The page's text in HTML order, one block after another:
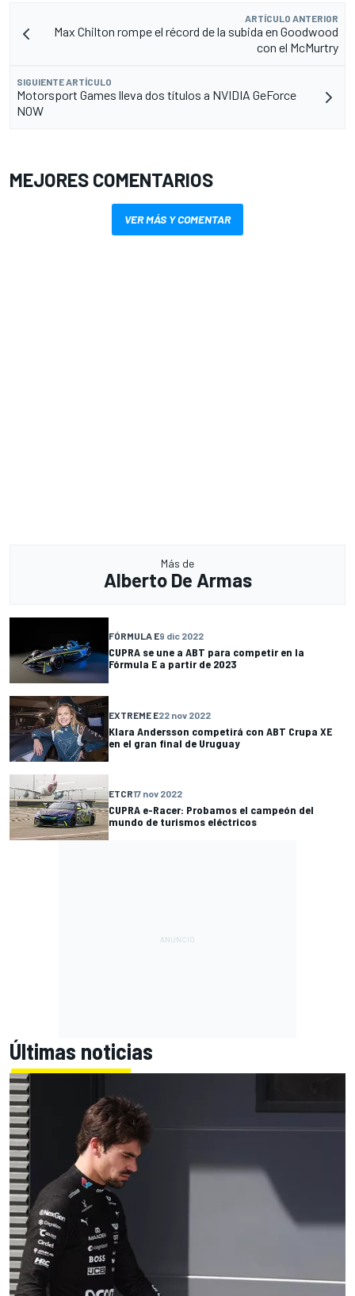
ARTÍCULO ANTERIOR
Max Chilton rompe el récord de la subida en Goodwood
con el McMurtry
SIGUIENTE ARTÍCULO
Motorsport Games lleva dos títulos a NVIDIA GeForce
NOW
MEJORES COMENTARIOS
VER MÁS Y COMENTAR
Más de
Alberto De Armas
FÓRMULA E9 dic 2022
CUPRA se une a ABT para competir en la
Fórmula E a partir de 2023
EXTREME E22 nov 2022
Klara Andersson competirá con ABT Crupa XE
en el gran final de Uruguay
ETCR17 nov 2022
CUPRA e-Racer: Probamos el campeón del
mundo de turismos eléctricos
Últimas noticias